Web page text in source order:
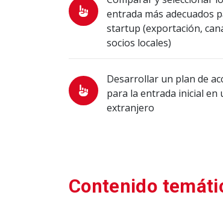
entrada más adecuados
startup (exportación,
socios locales)
Desarrollar un plan de
para la entrada inicial en
extranjero
Contenido